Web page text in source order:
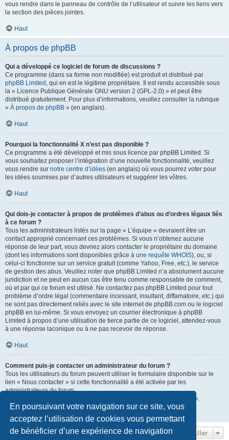
En poursuivant votre navigation sur ce site, vous
acceptez l’utilisation de cookies vous permettant
de bénéficier d’une expérience de navigation
vous rendre dans le panneau de contrôle de l’utilisateur et suivre les liens vers
la section des pièces jointes.
Haut
À propos de phpBB
Qui a développé ce logiciel de forum de discussions ?
Ce programme (dans sa forme non modifiée) est produit et distribué par
phpBB Limited , qui en est le légitime propriétaire. Il est rendu accessible sous
la « Licence Publique Générale GNU version 2 (GPL-2.0) » et peut être
distribué gratuitement. Pour plus d’informations, veuillez consulter la rubrique
« À propos de phpBB » (en anglais).
Haut
Pourquoi la fonctionnalité X n’est pas disponible ?
Ce programme a été développé et mis sous licence par phpBB Limited. Si
vous souhaitez proposer l’intégration d’une nouvelle fonctionnalité, veuillez
vous rendre sur notre centre d’idées (en anglais) où vous pourrez voter pour
les idées soumises par d’autres utilisateurs et suggérer les vôtres.
Haut
Qui dois-je contacter à propos de problèmes d’abus ou d’ordres légaux liés
à ce forum ?
Tous les administrateurs listés sur la page « L’équipe » devraient être un
contact approprié concernant ces problèmes. Si vous n’obtenez aucune
réponse de leur part, vous devriez alors contacter le propriétaire du domaine
(dont les informations sont disponibles grâce à une requête WHOIS), ou, si
celui-ci fonctionne sur un service gratuit (comme Yahoo, Free, etc.), le service
de gestion des abus. Veuillez noter que phpBB Limited n’a absolument aucune
juridiction et ne peut en aucun cas être tenu comme responsable de comment,
où et par qui ce forum est utilisé. Ne contactez pas phpBB Limited pour tout
problème d’ordre légal (commentaire incessant, insultant, diffamatoire, etc.) qui
ne sont pas directement reliés avec le site internet de phpBB.com ou le logiciel
phpBB en lui-même. Si vous envoyez un courrier électronique à phpBB
Limited à propos d’une utilisation de tierce partie de ce logiciel, attendez-vous
à une réponse laconique ou à ne pas recevoir de réponse.
Haut
Comment puis-je contacter un administrateur du forum ?
Tous les utilisateurs du forum peuvent utiliser le formulaire disponible sur le
lien « Nous contacter » si cette fonctionnalité a été activée par les
administrateurs du forum.
Les membres du forum peuvent également utiliser le lien « L’équipe ».
Aller